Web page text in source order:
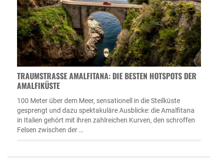
TRAUMSTRASSE AMALFITANA: DIE BESTEN HOTSPOTS DER A
MALFIKÜSTE
100 Meter über dem Meer, sensationell in die Steilküste
gesprengt und dazu spektakuläre Ausblicke: die Amalfitana
in Italien gehört mit ihren zahlreichen Kurven, den schroffen
Felsen zwischen der …